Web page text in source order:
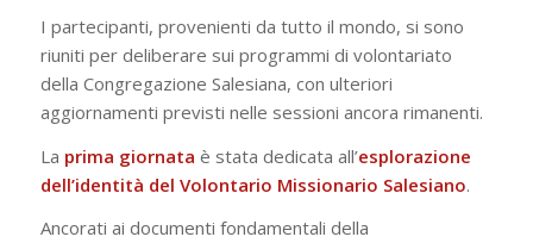
I partecipanti, provenienti da tutto il mondo, si sono
riuniti per deliberare sui programmi di volontariato
della Congregazione Salesiana, con ulteriori
aggiornamenti previsti nelle sessioni ancora rimanenti.
La prima giornata è stata dedicata all’esplorazione
dell’identità del Volontario Missionario Salesiano.
Ancorati ai documenti fondamentali della